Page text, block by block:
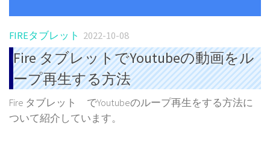
FIREタブレット 2022-10-08
Fire タブレットでYoutubeの動画をル
ープ再生する方法
Fire タブレット でYoutubeのループ再生をする方法に
ついて紹介しています。